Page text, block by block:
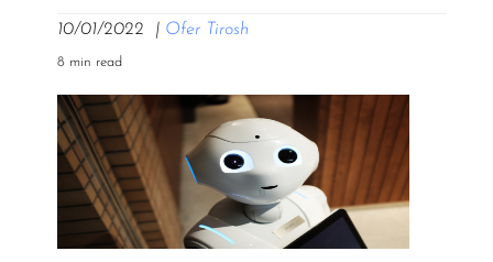
10/01/2022 | Ofer Tirosh
8 min read